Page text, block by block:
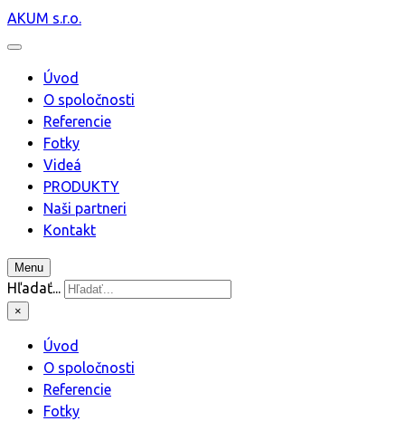
AKUM s.r.o.
Úvod
O spoločnosti
Referencie
Fotky
Videá
PRODUKTY
Naši partneri
Kontakt
Menu
Hľadať...
×
Úvod
O spoločnosti
Referencie
Fotky